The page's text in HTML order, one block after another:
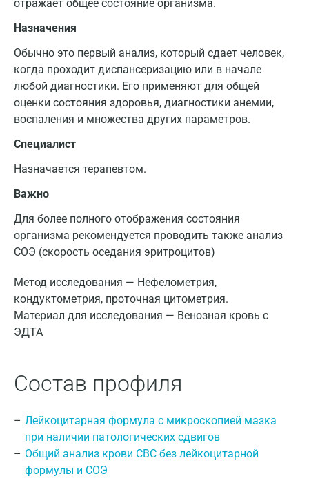
отражает общее состояние организма.
Назначения
Обычно это первый анализ, который сдает человек,
когда проходит диспансеризацию или в начале
любой диагностики. Его применяют для общей
оценки состояния здоровья, диагностики анемии,
воспаления и множества других параметров.
Специалист
Назначается терапевтом.
Важно
Для более полного отображения состояния
организма рекомендуется проводить также анализ
СОЭ (скорость оседания эритроцитов)
Метод исследования — Нефелометрия,
кондуктометрия, проточная цитометрия.
Материал для исследования — Венозная кровь с
ЭДТА
Состав профиля
Лейкоцитарная формула с микроскопией мазка
при наличии патологических сдвигов
Общий анализ крови CBC без лейкоцитарной
формулы и СОЭ